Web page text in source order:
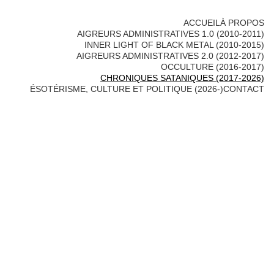
ACCUEIL À PROPOS
AIGREURS ADMINISTRATIVES 1.0 (2010-2011)
INNER LIGHT OF BLACK METAL (2010-2015)
AIGREURS ADMINISTRATIVES 2.0 (2012-2017)
OCCULTURE (2016-2017)
CHRONIQUES SATANIQUES (2017-2026)
ÉSOTÉRISME, CULTURE ET POLITIQUE (2026-)CONTACT